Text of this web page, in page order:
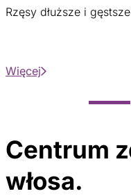
Rzęsy dłuższe i
Więcej
Centrum
włosa.